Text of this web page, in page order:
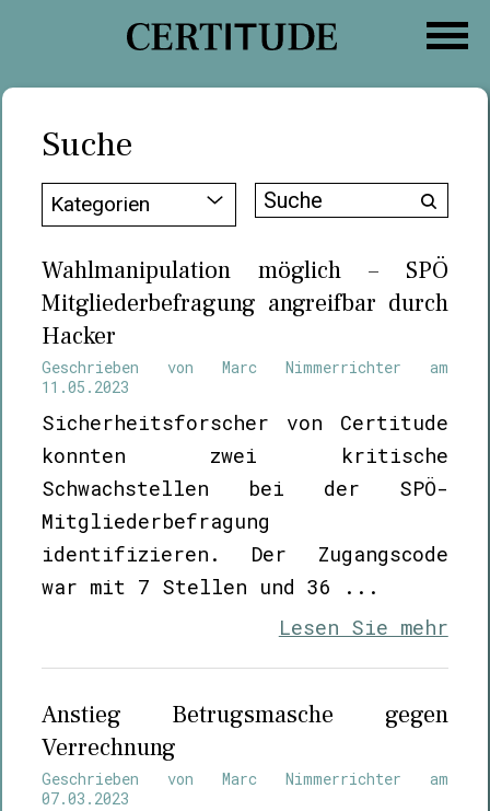
Suche
Kategorien
Suche
Wahlmanipulation möglich – SPÖ
Mitgliederbefragung angreifbar durch
Hacker
Geschrieben von Marc Nimmerrichter am
11.05.2023
Sicherheitsforscher von Certitude
konnten zwei kritische
Schwachstellen bei der SPÖ-
Mitgliederbefragung
identifizieren. Der Zugangscode
war mit 7 Stellen und 36 ...
Lesen Sie mehr
Anstieg Betrugsmasche gegen
Verrechnung
Geschrieben von Marc Nimmerrichter am
07.03.2023